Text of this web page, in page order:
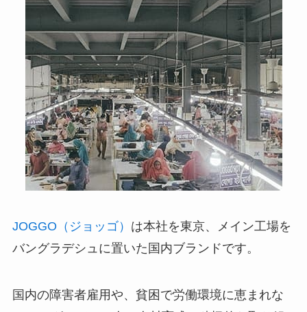
JOGGO（ジョッゴ） は本社を東京、メイン工場を
バングラデシュに置いた国内ブランドです。
国内の障害者雇用や、貧困で労働環境に恵まれな